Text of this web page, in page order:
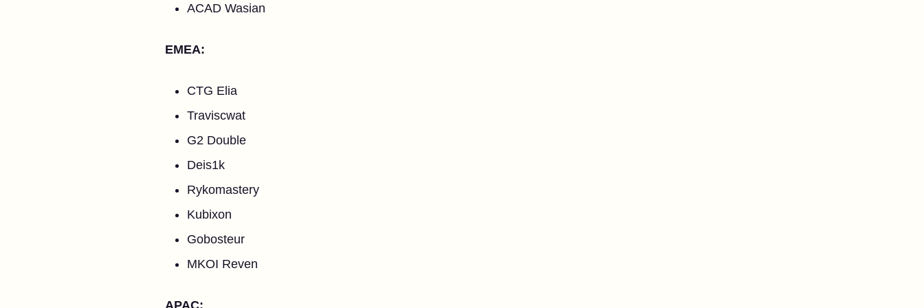
ACAD Wasian
EMEA:
CTG Elia
Traviscwat
G2 Double
Deis1k
Rykomastery
Kubixon
Gobosteur
MKOI Reven
APAC: